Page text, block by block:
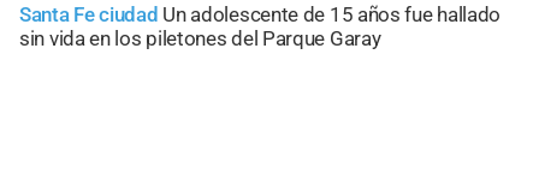
Santa Fe ciudad Un adolescente de 15 años fue hallado
sin vida en los piletones del Parque Garay